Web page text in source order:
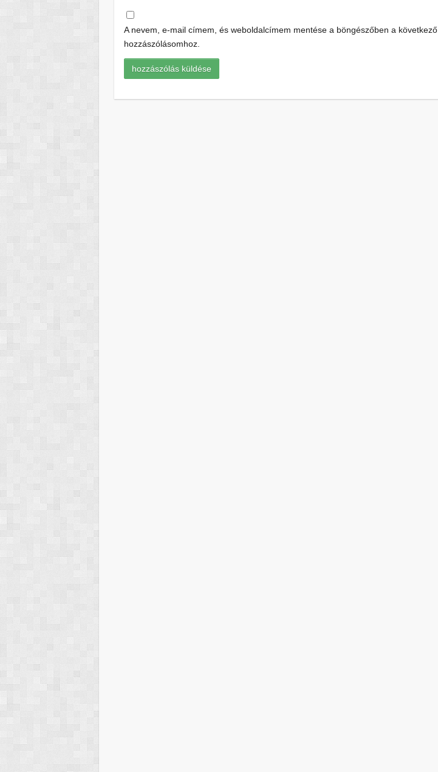
A nevem, e-mail címem, és weboldalcímem mentése a böngészőben a következő
hozzászólásomhoz.